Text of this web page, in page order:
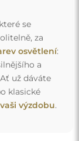
se
za
osvětlení:
a
už dáváte
klasické
výzdobu.